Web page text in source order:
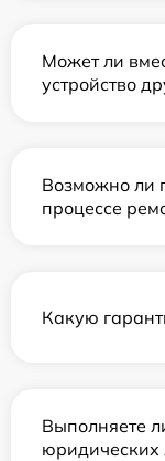
Может ли
устройство
Возможно ли
процессе
Какую
Выполняете
юридических